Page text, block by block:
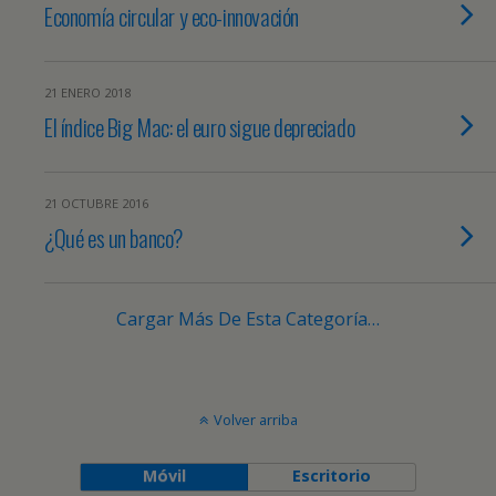
Economía circular y eco-innovación
21 ENERO 2018
El índice Big Mac: el euro sigue depreciado
21 OCTUBRE 2016
¿Qué es un banco?
Cargar Más De Esta Categoría…
Volver arriba
Móvil Escritorio